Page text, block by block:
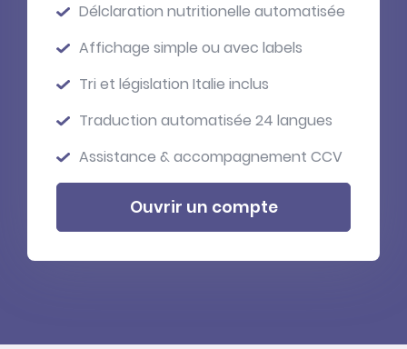
Délclaration nutritionelle automatisée
Affichage simple ou avec labels
Tri et législation Italie inclus
Traduction automatisée 24 langues
Assistance & accompagnement CCV
Ouvrir un compte